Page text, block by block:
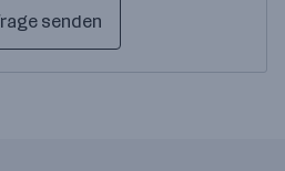
senden